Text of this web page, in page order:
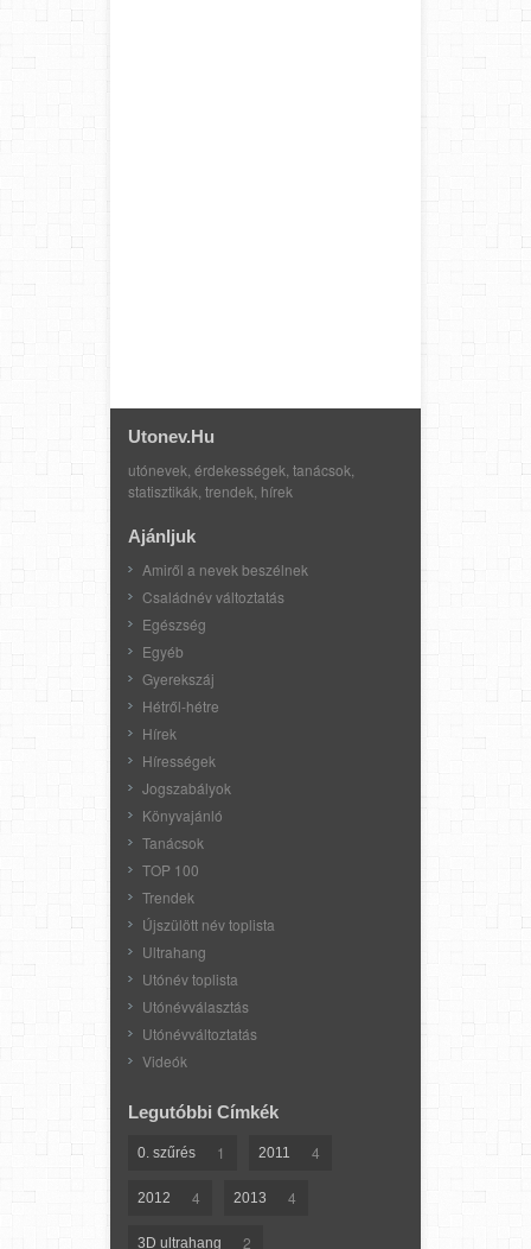
Utonev.hu
utónevek, érdekességek, tanácsok,
statisztikák, trendek, hírek
Ajánljuk
Amiről a nevek beszélnek
Családnév változtatás
Egészség
Egyéb
Gyerekszáj
Hétről-hétre
Hírek
Hírességek
Jogszabályok
Könyvajánló
Tanácsok
TOP 100
Trendek
Újszülött név toplista
Ultrahang
Utónév toplista
Utónévválasztás
Utónévváltoztatás
Videók
Legutóbbi Címkék
0. szűrés 1 2011 4
2012 4 2013 4
3D ultrahang 2